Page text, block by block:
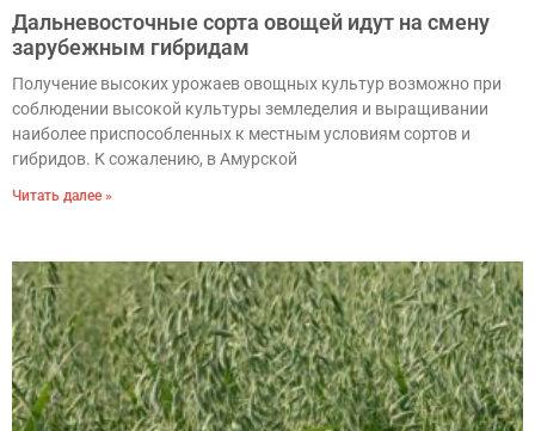
Дальневосточные сорта овощей идут на смену
зарубежным гибридам
Получение высоких урожаев овощных культур возможно при
соблюдении высокой культуры земледелия и выращивании
наиболее приспособленных к местным условиям сортов и
гибридов. К сожалению, в Амурской
Читать далее »